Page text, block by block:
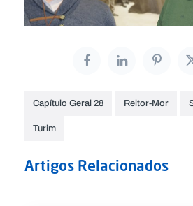
Capítulo Geral 28 Reitor-Mor
Turim
Artigos Relacionados